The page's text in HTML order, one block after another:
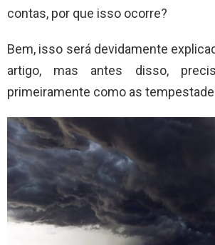
contas, por que isso ocorre?
Bem, isso será devidamente
artigo, mas antes disso,
primeiramente como as